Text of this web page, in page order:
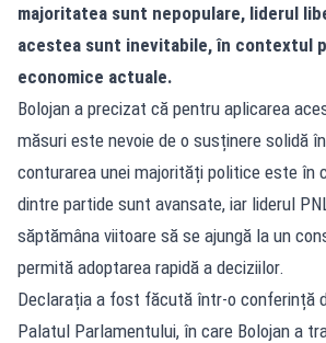
majoritatea sunt nepopulare, liderul
acestea sunt inevitabile, în contextul
economice actuale.
Bolojan a precizat că pentru aplicarea
măsuri este nevoie de o susținere solidă
conturarea unei majorități politice este în
dintre partide sunt avansate, iar liderul
săptămâna viitoare să se ajungă la un
permită adoptarea rapidă a deciziilor.
Declarația a fost făcută într-o conferință
Palatul Parlamentului, în care Bolojan a